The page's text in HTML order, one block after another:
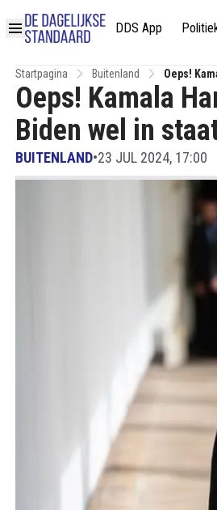
DDS App
Startpagina Buitenland Oeps!
Oeps! Kamala
Biden wel in
BUITENLAND•23 JUL 2024, 17:00